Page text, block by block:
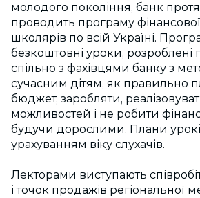
молодого покоління, банк
проводить програму
школярів по всій Україні.
безкоштовні уроки, розроблені
спільно з фахівцями банку з
сучасним дітям, як правильно
бюджет, заробляти,
можливостей і не робити
будучи дорослими. Плани
урахуванням віку слухачів.
Лекторами виступають
і точок продажів регіональної